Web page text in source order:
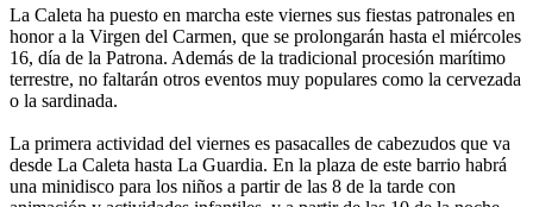
La Caleta ha puesto en marcha este viernes sus fiestas patronales en
honor a la Virgen del Carmen, que se prolongarán hasta el miércoles
16, día de la Patrona. Además de la tradicional procesión marítimo
terrestre, no faltarán otros eventos muy populares como la cervezada
o la sardinada.
La primera actividad del viernes es pasacalles de cabezudos que va
desde La Caleta hasta La Guardia. En la plaza de este barrio habrá
una minidisco para los niños a partir de las 8 de la tarde con